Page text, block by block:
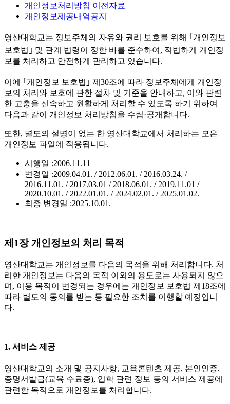
개인정보처리방침 이전자료
개인정보제공내역공지
영산대학교는 정보주체의 자유와 권리 보호를 위해 ｢개인정보
보호법｣ 및 관계 법령이 정한 바를 준수하여, 적법하게 개인정
보를 처리하고 안전하게 관리하고 있습니다.
이에 ｢개인정보 보호법｣ 제30조에 따라 정보주체에게 개인정
보의 처리와 보호에 관한 절차 및 기준을 안내하고, 이와 관련
한 고충을 신속하고 원활하게 처리할 수 있도록 하기 위하여
다음과 같이 개인정보 처리방침을 수립·공개합니다.
또한, 별도의 설명이 없는 한 영산대학교에서 처리하는 모은
개인정보 파일에 적용됩니다.
시행일 :2006.11.11
변경일 :2009.04.01. / 2012.06.01. / 2016.03.24. /
2016.11.01. / 2017.03.01 / 2018.06.01. / 2019.11.01 /
2020.10.01. / 2022.01.01. / 2024.02.01. / 2025.01.02.
최종 변경일 :2025.10.01.
제1장 개인정보의 처리 목적
영산대학교는 개인정보를 다음의 목적을 위해 처리합니다. 처
리한 개인정보는 다음의 목적 이외의 용도로는 사용되지 않으
며, 이용 목적이 변경되는 경우에는 개인정보 보호법 제18조에
따라 별도의 동의를 받는 등 필요한 조치를 이행할 예정입니
다.
1. 서비스 제공
영산대학교의 소개 및 공지사항, 교육콘텐츠 제공, 본인인증,
증명서발급(교육 수료증), 입학 관련 정보 등의 서비스 제공에
관련한 목적으로 개인정보를 처리합니다.